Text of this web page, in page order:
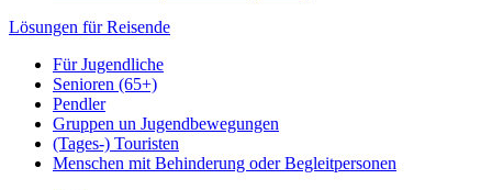
Lösungen für Reisende
Für Jugendliche
Senioren (65+)
Pendler
Gruppen un Jugendbewegungen
(Tages-) Touristen
Menschen mit Behinderung oder Begleitpersonen